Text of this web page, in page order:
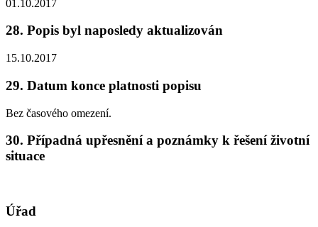
01.10.2017
28. Popis byl naposledy aktualizován
15.10.2017
29. Datum konce platnosti popisu
Bez časového omezení.
30. Případná upřesnění a poznámky k řešení životní
situace
Úřad